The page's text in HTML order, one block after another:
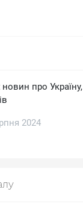
про Україну,
2024